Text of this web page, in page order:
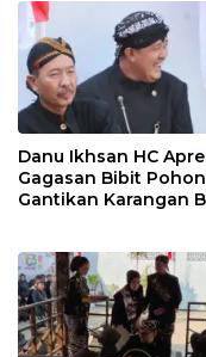
Danu Ikhsan HC
Gagasan Bibit Pohon
Gantikan Karangan